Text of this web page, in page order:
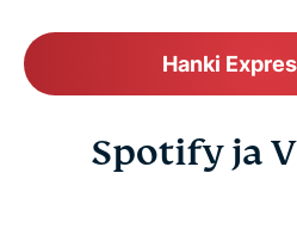
Hanki
Spotify ja